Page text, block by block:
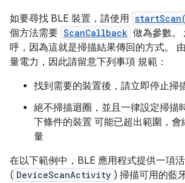
如要尋找 BLE 裝置，請使用
個方法需要 ScanCallback 做為參數。
呼，因為這就是掃描結果傳回的方式。
量電力，因此請留意下列事項 規範：
找到需要的裝置後，請立即停止掃描
絕不掃描迴圈，並且一律設定掃描
下條件的裝置 可能已超出範圍，
量
在以下範例中，BLE 應用程式提供一項
( DeviceScanActivity ) 掃描可用的藍